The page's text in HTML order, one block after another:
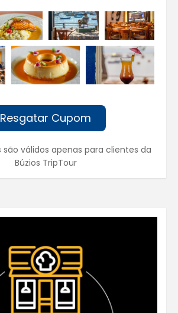
Resgatar Cupom
são válidos apenas para clientes da
Búzios TripTour